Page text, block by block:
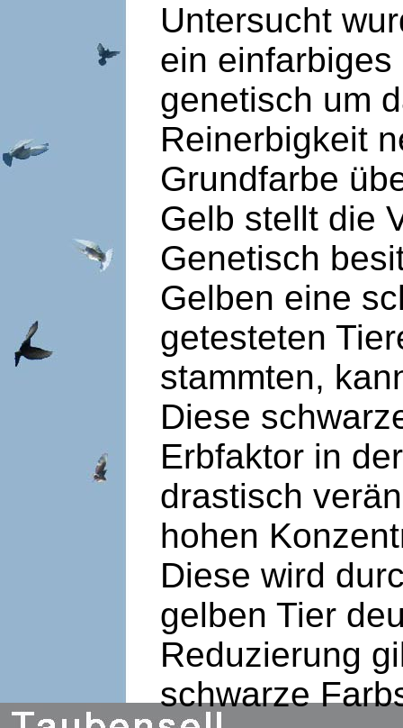
Untersucht
ein
genetisch um
Reinerbigkeit
Grundfarbe
Gelb stellt die
Genetisch
Gelben eine
getesteten
stammten,
Diese
Erbfaktor in
drastisch
hohen
Diese wird
gelben Tier
Reduzierung
schwarze